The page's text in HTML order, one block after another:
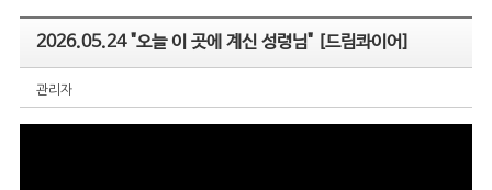
2026.05.24 "오늘 이 곳에 계신 성령님" [드림콰이어]
관리자